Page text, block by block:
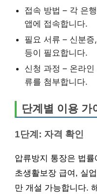
접속 방법 – 각 은
앱에 접속합니다.
필요 서류 – 신분
등이 필요합니다.
신청 과정 – 온라
류를 첨부합니다.
단계별 이용 가
1단계: 자격 확인
압류방지 통장은 법
초생활보장 급여, 실
만 개설 가능합니다.